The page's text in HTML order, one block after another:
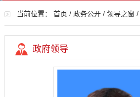
当前位置： 首页 / 政务公开/ 领导之窗 /
政府领导